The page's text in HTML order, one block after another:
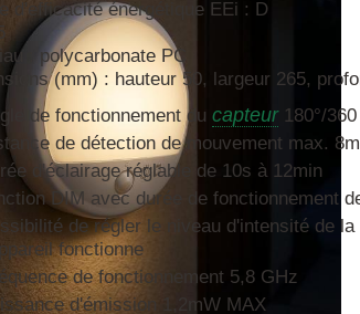
d'efficacité énergétique EEi : D
: polycarbonate PC
(mm) : hauteur 50, largeur 265,
de fonctionnement du capteur180°/360
de détection de mouvement max. 8m
d'éclairage réglable de 10s à 12min
DIM avec durée de fonctionnement
de régler le niveau d'intensité de
fonctionne
de fonctionnement 5,8 GHz
d'émission 1,2mW MAX